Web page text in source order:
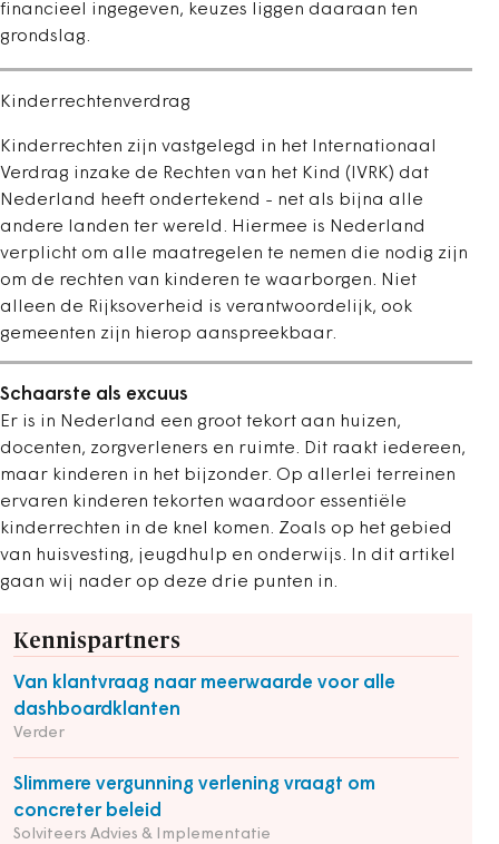
financieel ingegeven, keuzes liggen daaraan ten
grondslag.
Kinderrechtenverdrag
Kinderrechten zijn vastgelegd in het Internationaal
Verdrag inzake de Rechten van het Kind (IVRK) dat
Nederland heeft ondertekend - net als bijna alle
andere landen ter wereld. Hiermee is Nederland
verplicht om alle maatregelen te nemen die nodig zijn
om de rechten van kinderen te waarborgen. Niet
alleen de Rijksoverheid is verantwoordelijk, ook
gemeenten zijn hierop aanspreekbaar.
Schaarste als excuus
Er is in Nederland een groot tekort aan huizen,
docenten, zorgverleners en ruimte. Dit raakt iedereen,
maar kinderen in het bijzonder. Op allerlei terreinen
ervaren kinderen tekorten waardoor essentiële
kinderrechten in de knel komen. Zoals op het gebied
van huisvesting, jeugdhulp en onderwijs. In dit artikel
gaan wij nader op deze drie punten in.
Kennispartners
Van klantvraag naar meerwaarde voor alle
dashboardklanten
Verder
Slimmere vergunning verlening vraagt om
concreter beleid
Solviteers Advies & Implementatie